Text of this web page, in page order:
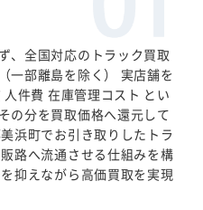
、全国対応のトラック買取
一部離島を除く） 実店舗を
件費 在庫管理コスト とい
の分を買取価格へ還元して
浜町でお引き取りしたトラ
路へ流通させる仕組みを構
抑えながら高価買取を実現